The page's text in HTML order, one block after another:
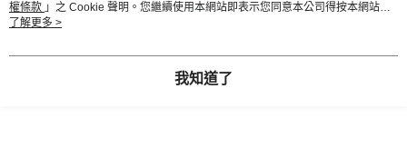
權條款 」之 Cookie 聲明。您繼續使用本網站即表示您同意本公司得按本網站使
用條款之 Cookie 聲明使用 cookie。
了解更多 >
我知道了